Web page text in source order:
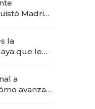
Madrid:
apertura
la
que le
a
avanza